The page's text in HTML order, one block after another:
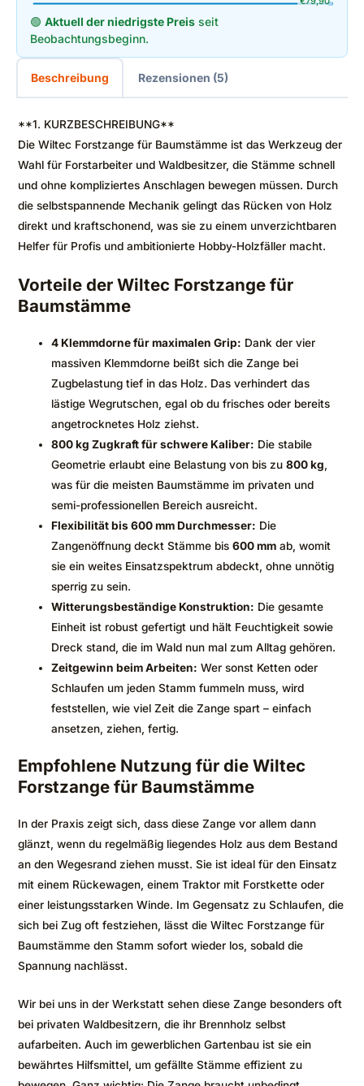
🟢 Aktuell der niedrigste Preis seit
Beobachtungsbeginn.
Beschreibung Rezensionen (5)
**1. KURZBESCHREIBUNG**
Die Wiltec Forstzange für Baumstämme ist das Werkzeug der
Wahl für Forstarbeiter und Waldbesitzer, die Stämme schnell
und ohne kompliziertes Anschlagen bewegen müssen. Durch
die selbstspannende Mechanik gelingt das Rücken von Holz
direkt und kraftschonend, was sie zu einem unverzichtbaren
Helfer für Profis und ambitionierte Hobby-Holzfäller macht.
Vorteile der Wiltec Forstzange für
Baumstämme
4 Klemmdorne für maximalen Grip: Dank der vier
massiven Klemmdorne beißt sich die Zange bei
Zugbelastung tief in das Holz. Das verhindert das
lästige Wegrutschen, egal ob du frisches oder bereits
angetrocknetes Holz ziehst.
800 kg Zugkraft für schwere Kaliber: Die stabile
Geometrie erlaubt eine Belastung von bis zu800 kg
was für die meisten Baumstämme im privaten und
semi-professionellen Bereich ausreicht.
Flexibilität bis 600 mm Durchmesser: Die
Zangenöffnung deckt Stämme bis600 mm ab, womit
sie ein weites Einsatzspektrum abdeckt, ohne unnötig
sperrig zu sein.
Witterungsbeständige Konstruktion: Die gesamte
Einheit ist robust gefertigt und hält Feuchtigkeit sowie
Dreck stand, die im Wald nun mal zum Alltag gehören.
Zeitgewinn beim Arbeiten: Wer sonst Ketten oder
Schlaufen um jeden Stamm fummeln muss, wird
feststellen, wie viel Zeit die Zange spart – einfach
ansetzen, ziehen, fertig.
Empfohlene Nutzung für die Wiltec
Forstzange für Baumstämme
In der Praxis zeigt sich, dass diese Zange vor allem dann
glänzt, wenn du regelmäßig liegendes Holz aus dem Bestand
an den Wegesrand ziehen musst. Sie ist ideal für den Einsatz
mit einem Rückewagen, einem Traktor mit Forstkette oder
einer leistungsstarken Winde. Im Gegensatz zu Schlaufen, die
sich bei Zug oft festziehen, lässt die Wiltec Forstzange für
Baumstämme den Stamm sofort wieder los, sobald die
Spannung nachlässt.
Wir bei uns in der Werkstatt sehen diese Zange besonders oft
bei privaten Waldbesitzern, die ihr Brennholz selbst
aufarbeiten. Auch im gewerblichen Gartenbau ist sie ein
bewährtes Hilfsmittel, um gefällte Stämme effizient zu